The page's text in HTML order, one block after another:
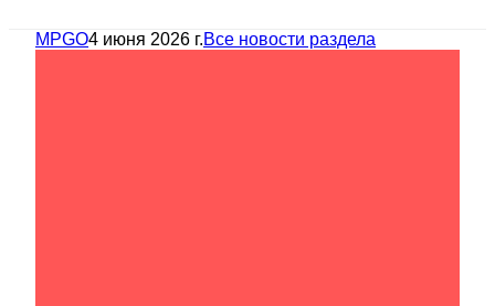
MPGO4 июня 2026 г.Все новости раздела